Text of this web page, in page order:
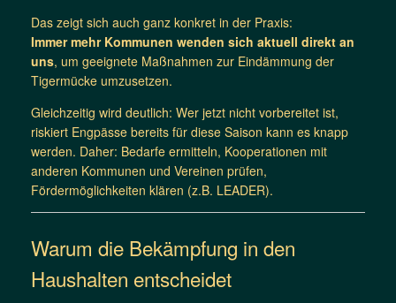
Das zeigt sich auch ganz konkret in der Praxis:
Immer mehr Kommunen wenden sich aktuell direkt an
uns, um geeignete Maßnahmen zur Eindämmung der
Tigermücke umzusetzen.
Gleichzeitig wird deutlich: Wer jetzt nicht vorbereitet ist,
riskiert Engpässe bereits für diese Saison kann es knapp
werden. Daher: Bedarfe ermitteln, Kooperationen mit
anderen Kommunen und Vereinen prüfen,
Fördermöglichkeiten klären (z.B. LEADER).
Warum die Bekämpfung in den
Haushalten entscheidet